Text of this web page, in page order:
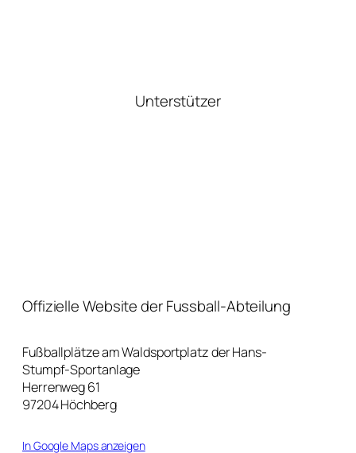
Unterstützer
Offizielle Website der Fussball-Abteilung
Fußballplätze am Waldsportplatz der Hans-
Stumpf-Sportanlage
Herrenweg 61
97204 Höchberg
In Google Maps anzeigen